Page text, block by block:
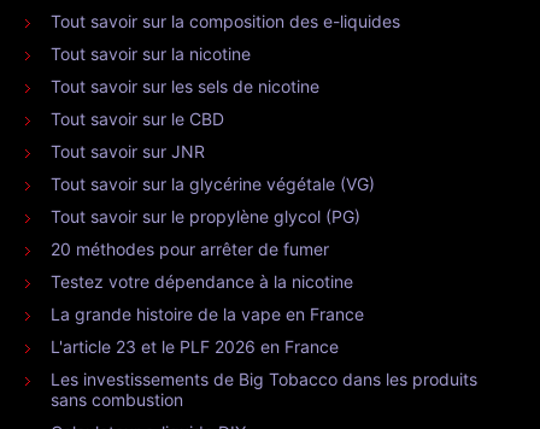
Tout savoir sur la composition des e-liquides
Tout savoir sur la nicotine
Tout savoir sur les sels de nicotine
Tout savoir sur le CBD
Tout savoir sur JNR
Tout savoir sur la glycérine végétale (VG)
Tout savoir sur le propylène glycol (PG)
20 méthodes pour arrêter de fumer
Testez votre dépendance à la nicotine
La grande histoire de la vape en France
L'article 23 et le PLF 2026 en France
Les investissements de Big Tobacco dans les produits
sans combustion